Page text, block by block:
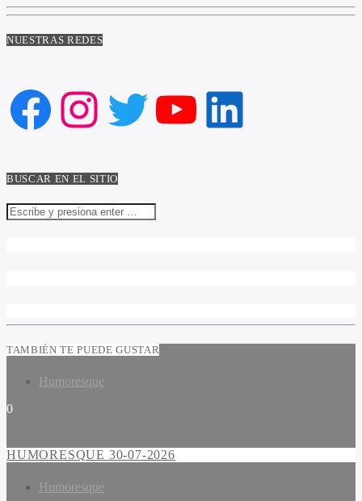
NUESTRAS REDES
Facebook
Instagram
Twitter
YouTube
LinkedIn
BUSCAR EN EL SITIO
TAMBIÉN TE PUEDE GUSTAR
Humoresque
0
HUMORESQUE 30-07-2026
Humoresque